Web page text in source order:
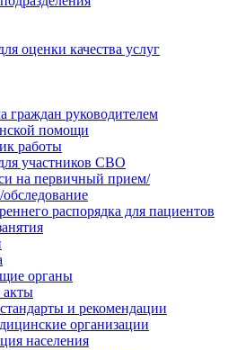
оценки качества услуг
граждан руководителем
помощи
работы
участников СВО
на первичный прием/
распорядка для пациентов
органы
и рекомендации
организации
населения